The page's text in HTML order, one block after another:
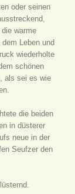
oder seinen
warme
Leben und
wiederholte
schönen
als sei es wie
die beiden
in düsterer
neue in der
Seufzer den